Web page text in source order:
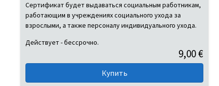
Сертификат будет выдаваться социальным работникам,
работающим в учреждениях социального ухода за
взрослыми, а также персоналу индивидуального ухода.
Действует - бессрочно.
9,00 €